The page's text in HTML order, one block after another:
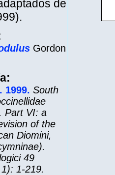
de
Gordon
1999. South
Part VI: a
of the
Diomini,
49
1-219.